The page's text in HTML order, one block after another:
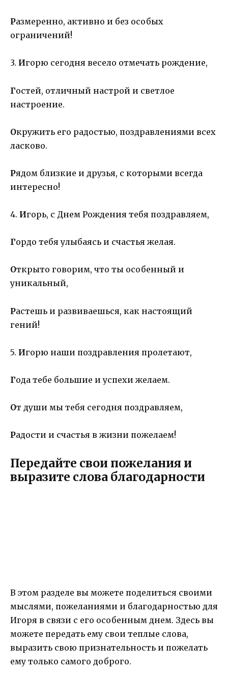
Размеренно, активно и без особых
ограничений!
3. Игорю сегодня весело отмечать рождение,
Гостей, отличный настрой и светлое
настроение.
Окружить его радостью, поздравлениями всех
ласково.
Рядом близкие и друзья, с которыми всегда
интересно!
4. Игорь, с Днем Рождения тебя поздравляем,
Гордо тебя улыбаясь и счастья желая.
Открыто говорим, что ты особенный и
уникальный,
Растешь и развиваешься, как настоящий
гений!
5. Игорю наши поздравления пролетают,
Года тебе большие и успехи желаем.
От души мы тебя сегодня поздравляем,
Радости и счастья в жизни пожелаем!
Передайте свои пожелания и
выразите слова благодарности
В этом разделе вы можете поделиться своими
мыслями, пожеланиями и благодарностью для
Игоря в связи с его особенным днем. Здесь вы
можете передать ему свои теплые слова,
выразить свою признательность и пожелать
ему только самого доброго.